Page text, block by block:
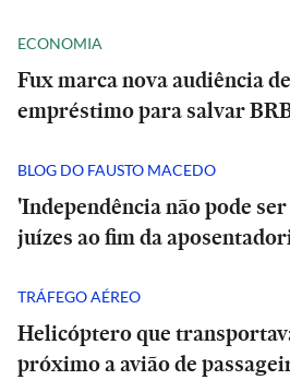
ECONOMIA
Fux marca nova audiência
empréstimo para salvar
BLOG DO FAUSTO MACEDO
'Independência não pode
juízes ao fim da
TRÁFEGO AÉREO
Helicóptero que
próximo a avião de